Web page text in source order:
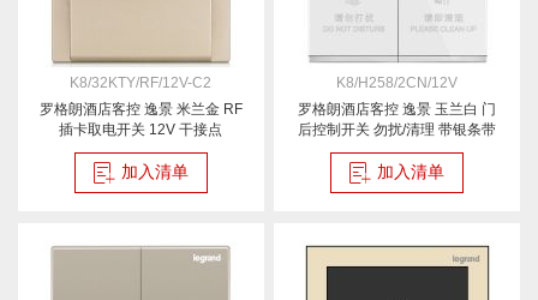
K8/32KTY/RF/12V-C2
罗格朗酒店客控 逸景 米兰金 RF
插卡取电开关 12V 干接点
加入清单
K8/H258/2CN/12V
罗格朗酒店客控 逸景 玉兰白 门
后控制开关 勿扰/清理 带银条带
LED 12V
加入清单